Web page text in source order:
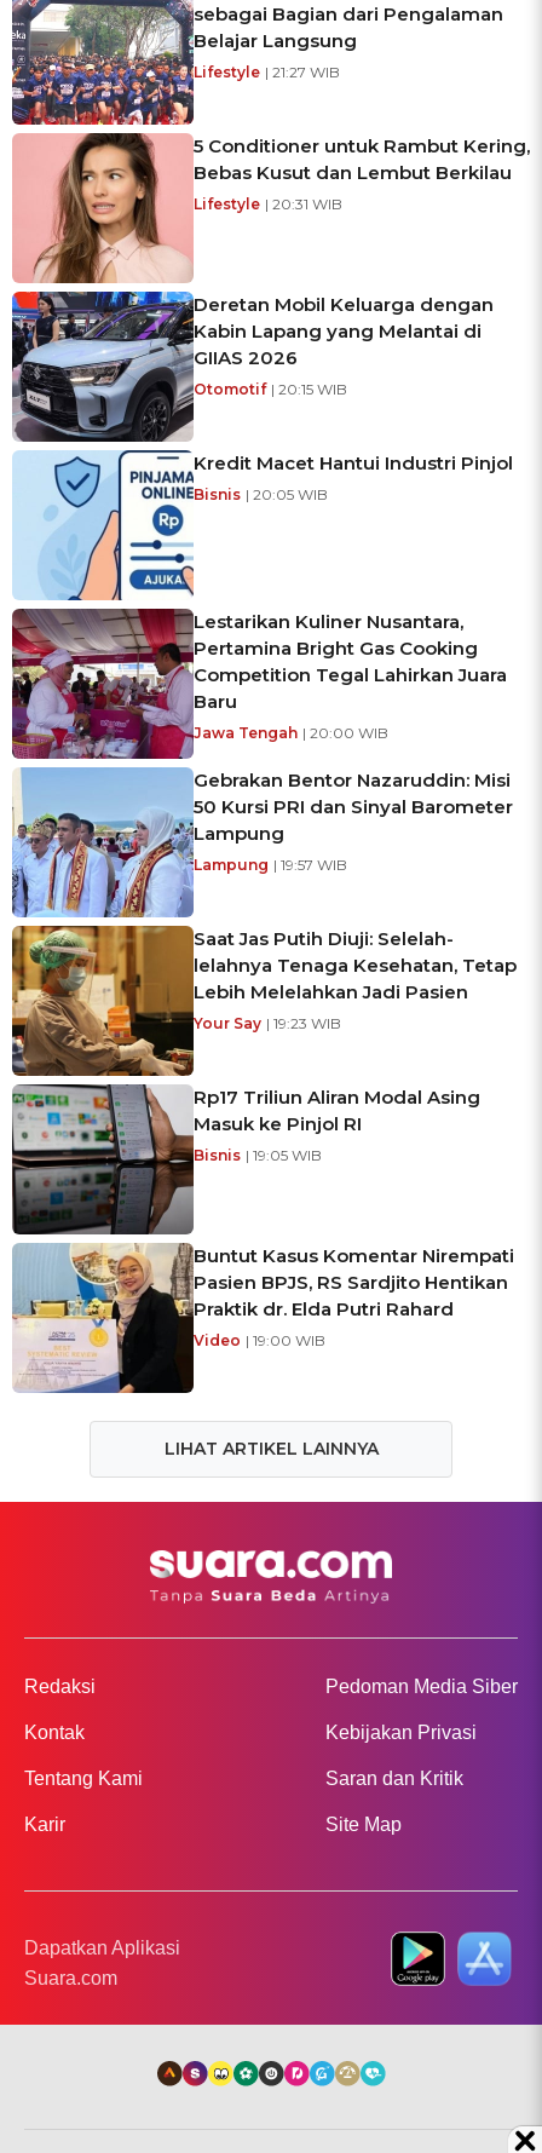
sebagai Bagian dari Pengalaman
Belajar Langsung
Lifestyle | 21:27 WIB
5 Conditioner untuk Rambut Kering,
Bebas Kusut dan Lembut Berkilau
Lifestyle | 20:31 WIB
Deretan Mobil Keluarga dengan
Kabin Lapang yang Melantai di
GIIAS 2026
Otomotif | 20:15 WIB
Kredit Macet Hantui Industri Pinjol
Bisnis | 20:05 WIB
Lestarikan Kuliner Nusantara,
Pertamina Bright Gas Cooking
Competition Tegal Lahirkan Juara
Baru
Jawa Tengah | 20:00 WIB
Gebrakan Bentor Nazaruddin: Misi
50 Kursi PRI dan Sinyal Barometer
Lampung
Lampung | 19:57 WIB
Saat Jas Putih Diuji: Selelah-
lelahnya Tenaga Kesehatan, Tetap
Lebih Melelahkan Jadi Pasien
Your Say | 19:23 WIB
Rp17 Triliun Aliran Modal Asing
Masuk ke Pinjol RI
Bisnis | 19:05 WIB
Buntut Kasus Komentar Nirempati
Pasien BPJS, RS Sardjito Hentikan
Praktik dr. Elda Putri Rahard
Video | 19:00 WIB
LIHAT ARTIKEL LAINNYA
Redaksi
Kontak
Tentang Kami
Karir
Pedoman Media Siber
Kebijakan Privasi
Saran dan Kritik
Site Map
Dapatkan Aplikasi
Suara.com